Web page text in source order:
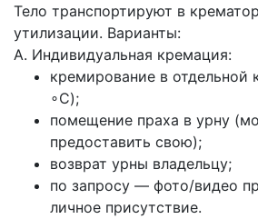
Тело транспортируют в
утилизации. Варианты:
А. Индивидуальная кремация:
кремирование в отдельной
∘C);
помещение праха в урну
предоставить свою);
возврат урны владельцу;
по запросу — фото/видео
личное присутствие.